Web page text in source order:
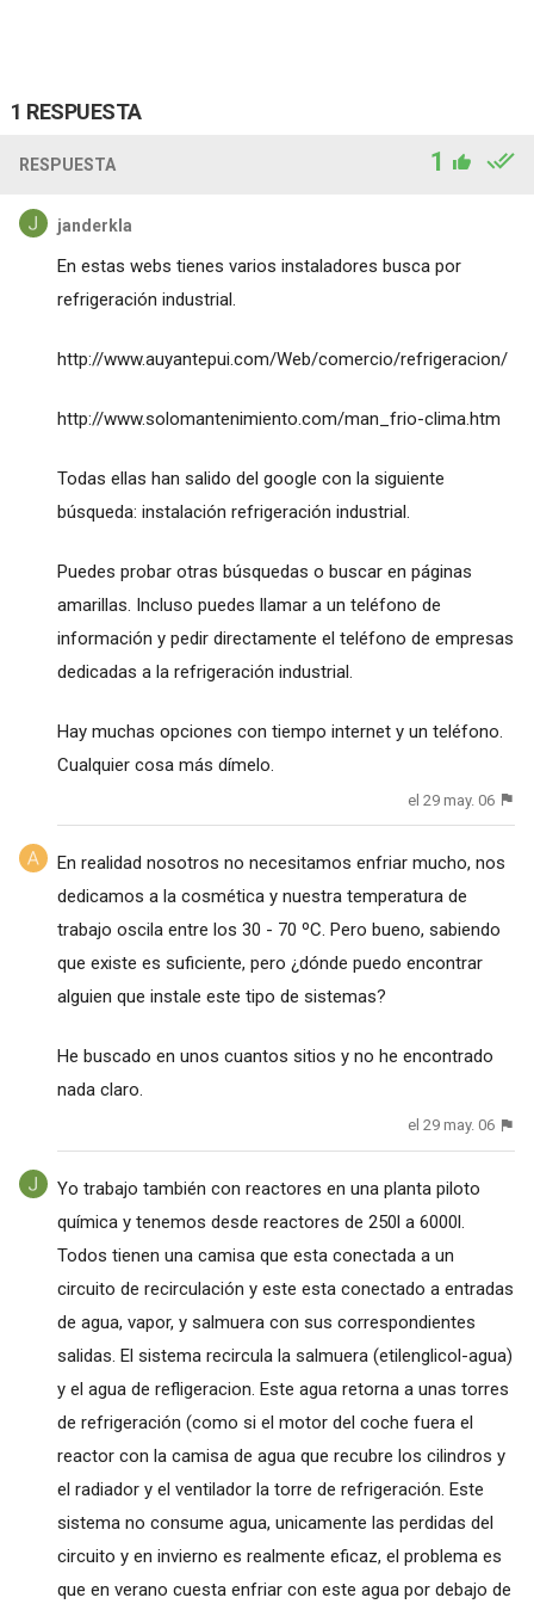
1 RESPUESTA
RESPUESTA 1
janderkla
En estas webs tienes varios instaladores busca por
refrigeración industrial.
http://www.auyantepui.com/Web/comercio/refrigeracion/
http://www.solomantenimiento.com/man_frio-clima.htm
Todas ellas han salido del google con la siguiente
búsqueda: instalación refrigeración industrial.
Puedes probar otras búsquedas o buscar en páginas
amarillas. Incluso puedes llamar a un teléfono de
información y pedir directamente el teléfono de empresas
dedicadas a la refrigeración industrial.
Hay muchas opciones con tiempo internet y un teléfono.
Cualquier cosa más dímelo.
el 29 may. 06
En realidad nosotros no necesitamos enfriar mucho, nos
dedicamos a la cosmética y nuestra temperatura de
trabajo oscila entre los 30 - 70 ºC. Pero bueno, sabiendo
que existe es suficiente, pero ¿dónde puedo encontrar
alguien que instale este tipo de sistemas?
He buscado en unos cuantos sitios y no he encontrado
nada claro.
el 29 may. 06
Yo trabajo también con reactores en una planta piloto
química y tenemos desde reactores de 250l a 6000l.
Todos tienen una camisa que esta conectada a un
circuito de recirculación y este esta conectado a entradas
de agua, vapor, y salmuera con sus correspondientes
salidas. El sistema recircula la salmuera (etilenglicol-agua)
y el agua de refligeracion. Este agua retorna a unas torres
de refrigeración (como si el motor del coche fuera el
reactor con la camisa de agua que recubre los cilindros y
el radiador y el ventilador la torre de refrigeración. Este
sistema no consume agua, unicamente las perdidas del
circuito y en invierno es realmente eficaz, el problema es
que en verano cuesta enfriar con este agua por debajo de